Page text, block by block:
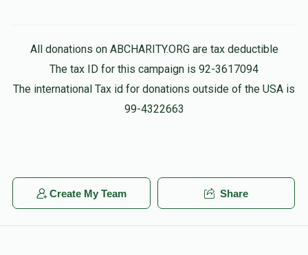
All donations on ABCHARITY.ORG are tax deductible
The tax ID for this campaign is 92-3617094
The international Tax id for donations outside of the USA is
99-4322663
Create My Team Share